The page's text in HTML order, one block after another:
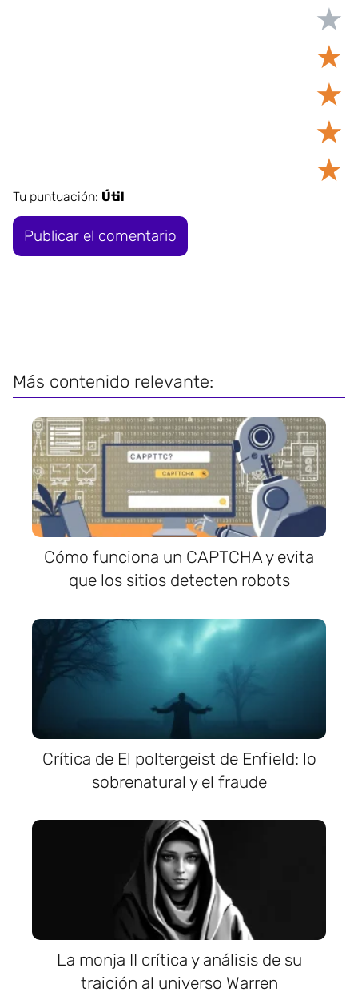
★
★
★
★
★
Tu puntuación: Útil
Más contenido relevante:
Cómo funciona un CAPTCHA y evita
que los sitios detecten robots
Crítica de El poltergeist de Enfield: lo
sobrenatural y el fraude
La monja II crítica y análisis de su
traición al universo Warren